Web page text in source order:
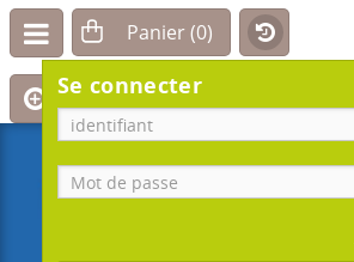
Se connecter